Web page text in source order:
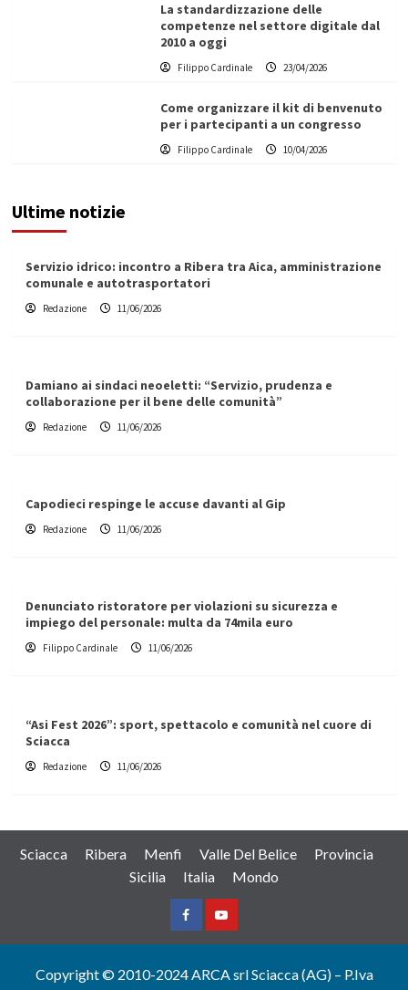
La standardizzazione delle
competenze nel settore digitale dal
2010 a oggi
Filippo Cardinale 23/04/2026
Come organizzare il kit di benvenuto
per i partecipanti a un congresso
Filippo Cardinale 10/04/2026
Ultime notizie
Servizio idrico: incontro a Ribera tra Aica, amministrazione
comunale e autotrasportatori
Redazione 11/06/2026
Damiano ai sindaci neoeletti: “Servizio, prudenza e
collaborazione per il bene delle comunità”
Redazione 11/06/2026
Capodieci respinge le accuse davanti al Gip
Redazione 11/06/2026
Denunciato ristoratore per violazioni su sicurezza e
impiego del personale: multa da 74mila euro
Filippo Cardinale 11/06/2026
“Asi Fest 2026”: sport, spettacolo e comunità nel cuore di
Sciacca
Redazione 11/06/2026
Sciacca Ribera Menfi Valle Del Belice
Provincia
Sicilia
Italia Mondo
FacebookYountube
Copyright © 2010-2024 ARCA srl Sciacca (AG) – P.Iva